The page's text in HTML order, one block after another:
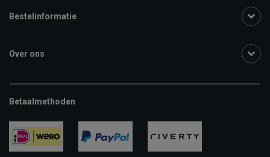
Bestelinformatie
Over ons
Betaalmethoden